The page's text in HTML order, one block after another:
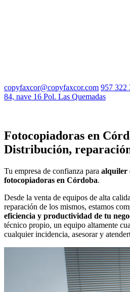
copyfaxcor@copyfaxcor.com 957 322
84, nave 16 Pol. Las Quemadas
Fotocopiadoras en
Distribución,
Tu empresa de confianza para alquiler
fotocopiadoras en Córdoba.
Desde la venta de equipos de alta
reparación de los mismos, estamos
eficiencia y productividad de tu
técnico propio, un equipo altamente
cualquier incidencia, asesorar y